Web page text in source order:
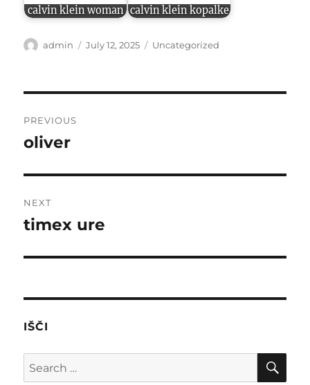
calvin klein woman calvin klein kopalke
Author
admin
Posted
July 12, 2025 Categories
Uncategorized
navigation
PREVIOUS
Previous
oliver
NEXT
Next
timex ure
IŠČI
Search
for: